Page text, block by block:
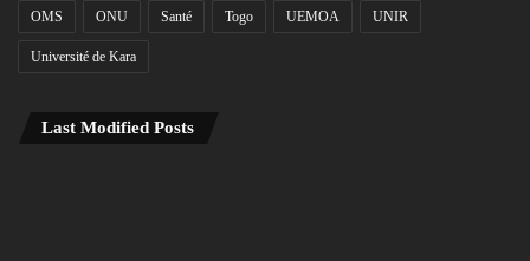
OMS ONU Santé Togo UEMOA UNIR
Université de Kara
Last Modified Posts